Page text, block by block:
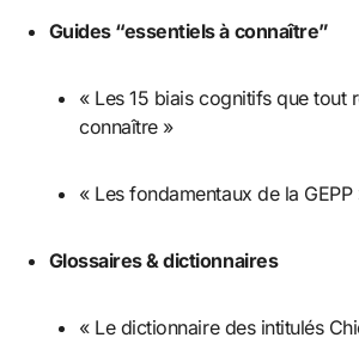
Guides “essentiels à connaître”
« Les 15 biais cognitifs que tout
connaître »
« Les fondamentaux de la GEPP
Glossaires & dictionnaires
« Le dictionnaire des intitulés